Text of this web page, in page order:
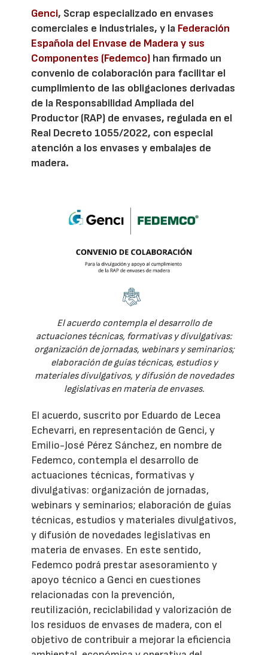
Genci, Scrap especializado en envases
comerciales e industriales, y la Federación
Española del Envase de Madera y sus
Componentes (Fedemco) han firmado un
convenio de colaboración para facilitar el
cumplimiento de las obligaciones derivadas
de la Responsabilidad Ampliada del
Productor (RAP) de envases, regulada en el
Real Decreto 1055/2022, con especial
atención a los envases y embalajes de
madera.
El acuerdo contempla el desarrollo de
actuaciones técnicas, formativas y divulgativas:
organización de jornadas, webinars y seminarios;
elaboración de guías técnicas, estudios y
materiales divulgativos, y difusión de novedades
legislativas en materia de envases.
El acuerdo, suscrito por Eduardo de Lecea
Echevarri, en representación de Genci, y
Emilio-José Pérez Sánchez, en nombre de
Fedemco, contempla el desarrollo de
actuaciones técnicas, formativas y
divulgativas: organización de jornadas,
webinars y seminarios; elaboración de guías
técnicas, estudios y materiales divulgativos,
y difusión de novedades legislativas en
materia de envases. En este sentido,
Fedemco podrá prestar asesoramiento y
apoyo técnico a Genci en cuestiones
relacionadas con la prevención,
reutilización, reciclabilidad y valorización de
los residuos de envases de madera, con el
objetivo de contribuir a mejorar la eficiencia